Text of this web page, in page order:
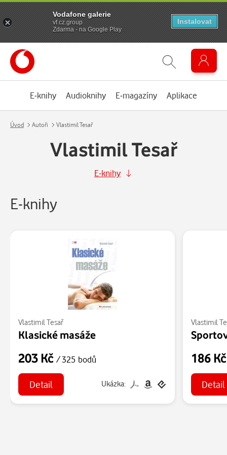
E-knihy Audioknihy E-magazíny Aplikace
Úvod Autoři Vlastimil Tesař
Vlastimil Tesař
E-knihy
E-knihy
Vlastimil Tesař
Klasické masáže
203 Kč / 325 bodů
Detail Ukázka:
Vlastimil
186
Detail
Vodafone galerie
vf.cz.group
Zdarma - na Google Play
Instalovat